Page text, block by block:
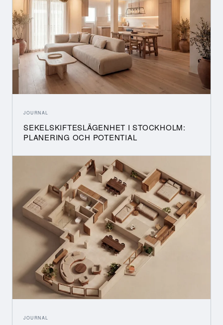
JOURNAL
SEKELSKIFTESLÄGENHET I STOCKHOLM:
PLANERING OCH POTENTIAL
JOURNAL